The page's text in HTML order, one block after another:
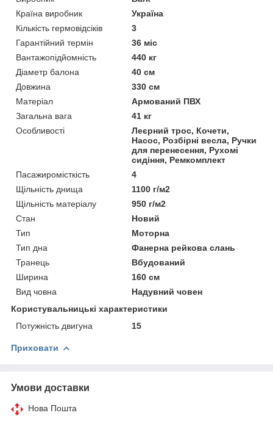
Країна виробник
Україна
Кількість гермовідсіків
3
Гарантійний термін
36 міс
Вантажопідйомність
440 кг
Діаметр балона
40 см
Довжина
330 см
Матеріал
Армований ПВХ
Загальна вага
41 кг
Особливості
Леєрний трос, Кочети,
Насос, Розбірні весла, Ручки
для перенесення, Рухомі
сидіння, Ремкомплект
Пасажиромісткість
4
Щільність днища
1100 г/м2
Щільність матеріалу
950 г/м2
Стан
Новий
Тип
Моторна
Тип дна
Фанерна рейкова слань
Транець
Вбудований
Ширина
160 см
Вид човна
Надувний човен
Користувальницькі характеристики
Потужність двигуна
15
Приховати
Умови доставки
Нова Пошта